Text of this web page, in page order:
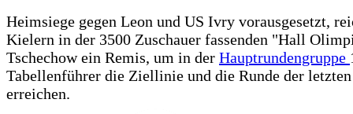
Heimsiege gegen Leon und US Ivry vorausgesetzt,
Kielern in der 3500 Zuschauer fassenden "Hall
Tschechow ein Remis, um in der Hauptrundengruppe
Tabellenführer die Ziellinie und die Runde der
erreichen.